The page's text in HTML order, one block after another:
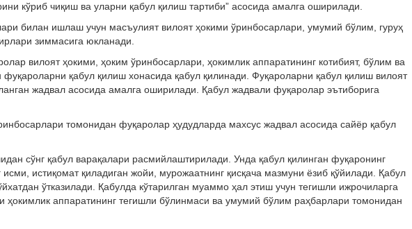
кўриб чиқиш ва уларни қабул қилиш тартиби” асосида амалга оширилади.
билан ишлаш учун масъулият вилоят ҳокими ўринбосарлари, умумий бўлим, гуруҳ
зиммасига юкланади.
вилоят ҳокими, ҳоким ўринбосарлари, ҳокимлик аппаратининг котибият, бўлим ва
фуқароларни қабул қилиш хонасида қабул қилинади. Фуқароларни қабул қилиш вилоят
жадвал асосида амалга оширилади. Қабул жадвали фуқаролар эътиборига
томонидан фуқаролар ҳудудларда махсус жадвал асосида сайёр қабул
сўнг қабул варақалари расмийлаштирилади. Унда қабул қилинган фуқаронинг
истиқомат қиладиган жойи, мурожаатнинг қисқача мазмуни ёзиб қўйилади. Қабул
ўтказилади. Қабулда кўтарилган муаммо ҳал этиш учун тегишли ижрочиларга
ҳокимлик аппаратининг тегишли бўлинмаси ва умумий бўлим раҳбарлари томонидан